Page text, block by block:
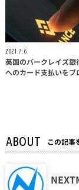
2021.7.6
英国のバークレイズ
へのカード支払いをブ
ABOUT この記事